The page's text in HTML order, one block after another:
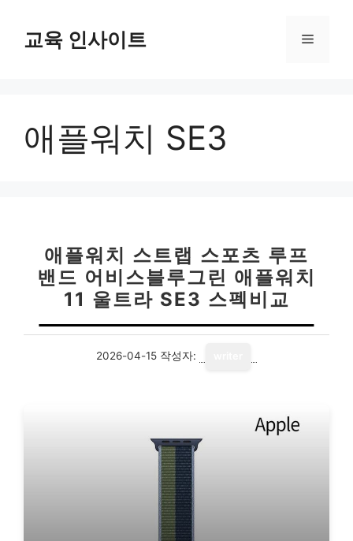
교육 인사이트 메
애플워치 SE3
애플워치 스트랩 스포츠 루프
밴드 어비스블루그린 애플워치
11 울트라 SE3 스펙비교
2026-04-15 작성자: